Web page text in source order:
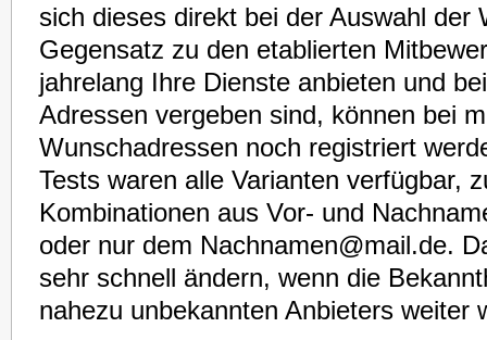
sich dieses direkt bei der Auswahl der
Gegensatz zu den etablierten
jahrelang Ihre Dienste anbieten und
Adressen vergeben sind, können bei
Wunschadressen noch registriert
Tests waren alle Varianten verfügbar,
Kombinationen aus Vor- und
oder nur dem Nachnamen@mail.de.
sehr schnell ändern, wenn die
nahezu unbekannten Anbieters weiter